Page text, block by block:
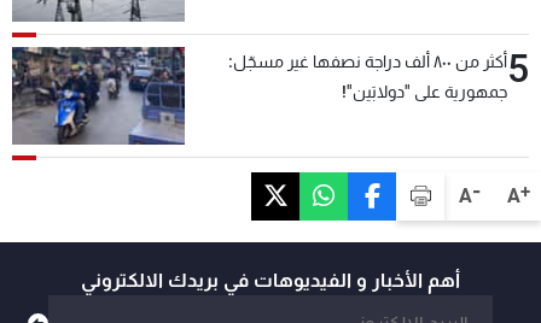
A+
A-
5
أكثر من ٨٠٠ ألف دراجة نصفها غير مسجّل:
جمهورية على "دولابَين"!
أهم الأخبار و الفيديوهات في بريدك الالكتروني